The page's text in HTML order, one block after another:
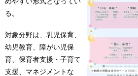
る。
対象分野は、乳児保育、
幼児教育、障がい児保
育、保育者支援・子育て
支援、マネジメントな